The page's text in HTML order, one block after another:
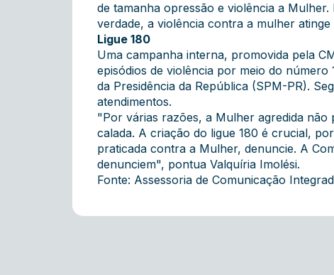
de tamanha opressão e violência a
verdade, a violência contra a mulher
Ligue 180
Uma campanha interna, promovida pela
episódios de violência por meio do
da Presidência da República (SPM-PR).
atendimentos.
"Por várias razões, a Mulher agredida
calada. A criação do ligue 180 é crucial,
praticada contra a Mulher, denuncie. A
denunciem", pontua Valquíria Imolési.
Fonte: Assessoria de Comunicação